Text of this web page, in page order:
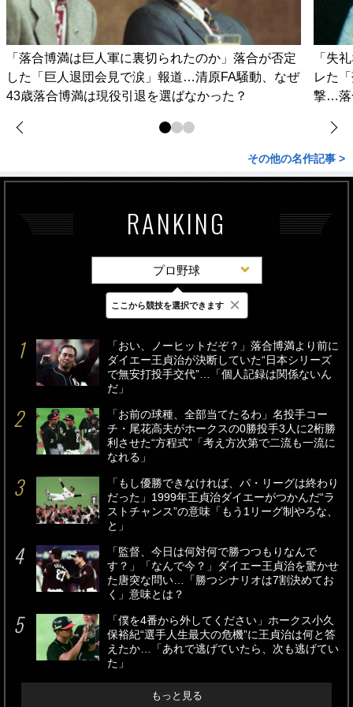
「落合博満は巨人軍に裏切られたのか」落合が否定
した「巨人退団会見で涙」報道…清原FA騒動、なぜ
43歳落合博満は現役引退を選ばなかった？
「失
レた
撃…落
その他の名作記事 >
RANKING
プロ野球
最新 24時間 週間
「おい、ノーヒットだぞ？」落合博満より前に
ダイエー王貞治が決断していた“日本シリーズ
で無安打投手交代”…「個人記録は関係ないん
だ」
「お前の球種、全部当てたるわ」名投手コー
チ・尾花高夫がホークスの0勝投手3人に2桁勝
利させた“方程式”「考え方次第で二流も一流に
なれる」
「もし優勝できなければ、パ・リーグは終わり
だった」1999年王貞治ダイエーがつかんだ“ラ
ストチャンス”の意味「もう1リーグ制やろな、
と」
「監督、今日は何対何で勝つつもりなんで
す？」「なんで今？」ダイエー王貞治を驚かせ
た唐突な問い…「勝つシナリオは7割決めてお
く」意味とは？
「僕を4番から外してください」ホークス小久
保裕紀“選手人生最大の危機”に王貞治は何と答
えたか…「あれで逃げていたら、次も逃げてい
た」
もっと見る
ここから競技を選択できます ×